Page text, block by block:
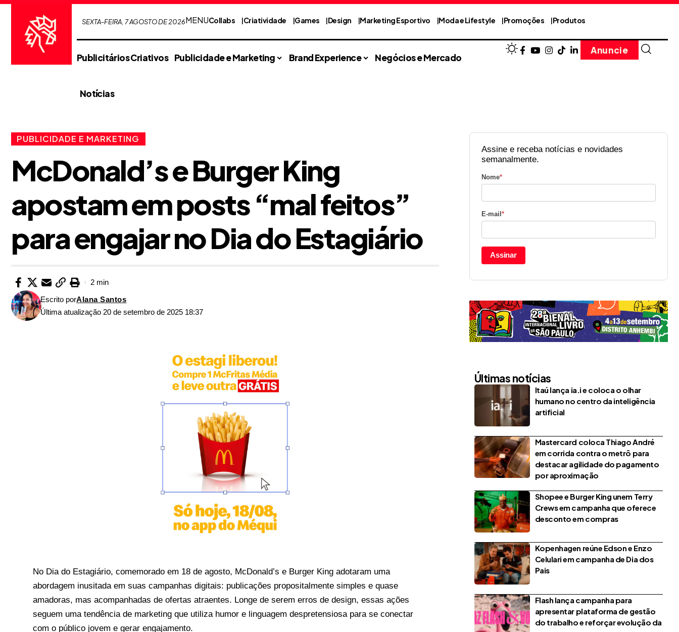
SEXTA-FEIRA, 7 AGOSTO DE 2026MENUCollabs Criatividade Games Design Marketing Esportivo Moda e Lifestyle Promoções Produtos
Publicitários Criativos Publicidade e Marketing Brand Experience Negócios e Mercado
Notícias
Anuncie
PUBLICIDADE E MARKETING
McDonald’s e Burger King
apostam em posts “mal feitos”
para engajar no Dia do Estagiário
Última atualização 20 de setembro de 2025 18:37
Escrito porAlana Santos
2 min
No Dia do Estagiário, comemorado em 18 de agosto, McDonald’s e Burger King adotaram uma
abordagem inusitada em suas campanhas digitais: publicações propositalmente simples e quase
amadoras, mas acompanhadas de ofertas atraentes. Longe de serem erros de design, essas ações
seguem uma tendência de marketing que utiliza humor e linguagem despretensiosa para se conectar
com o público jovem e gerar engajamento.
Assine e receba notícias e novidades
semanalmente.
Nome*
E-mail *
Assinar
Últimas notícias
Itaú lança ia.i e coloca o olhar
humano no centro da inteligência
artificial
Mastercard coloca Thiago André
em corrida contra o metrô para
destacar agilidade do pagamento
por aproximação
Shopee e Burger King unem Terry
Crews em campanha que oferece
desconto em compras
Kopenhagen reúne Edson e Enzo
Celulari em campanha de Dia dos
Pais
Flash lança campanha para
apresentar plataforma de gestão
do trabalho e reforçar evolução da